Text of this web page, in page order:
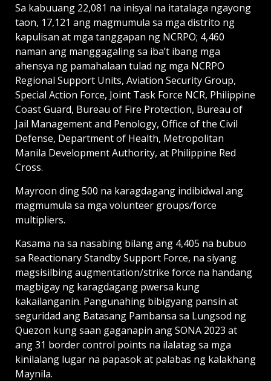
Sa kabuuang 22,081 na inisyal na itatalaga ngayong
taon, 17,121 ang magmumula sa mga distrito ng
kapulisan at mga tanggapan ng NCRPO; 4,460
naman ang manggagaling sa iba’t ibang mga
ahensya ng pamahalaan tulad ng mga NCRPO
Regional Support Units, Aviation Security Group,
Special Action Force, Joint Task Force NCR, Philippine
Coast Guard, Bureau of Fire Protection, Bureau of
Jail Management and Penology, Office of the Civil
Defense, Department of Health, Metropolitan
Manila Development Authority, at Philippine Red
Cross.
Mayroon ding 500 na karagdagang indibidwal ang
magmumula sa mga volunteer groups/force
multipliers.
Kasama na sa nasabing bilang ang 4,405 na bubuo
sa Reactionary Standby Support Force, na siyang
magsisilbing augmentation/strike force na handang
magbigay ng karagdagang pwersa kung
kakailanganin. Pangunahing bibigyang pansin at
seguridad ang Batasang Pambansa sa Lungsod ng
Quezon kung saan gaganapin ang SONA 2023 at
ang 31 border control points na ilalatag sa mga
kinilalang lugar na papasok at palabas ng kalakhang
Maynila.